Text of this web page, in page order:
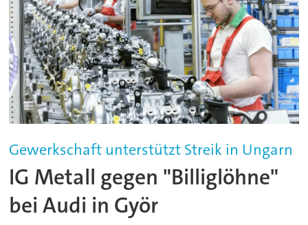
Gewerkschaft unterstützt Streik in Ungarn
IG Metall gegen "Billiglöhne"
bei Audi in Györ